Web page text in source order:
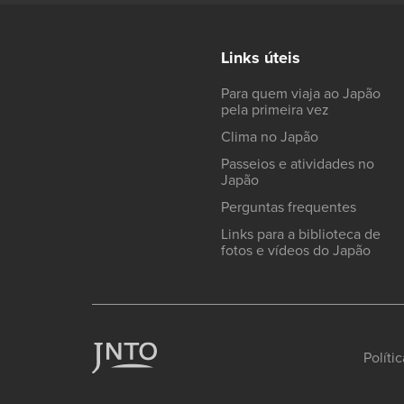
Links úteis
Para quem viaja ao Japão
pela primeira vez
Clima no Japão
Passeios e atividades no
Japão
Perguntas frequentes
Links para a biblioteca de
fotos e vídeos do Japão